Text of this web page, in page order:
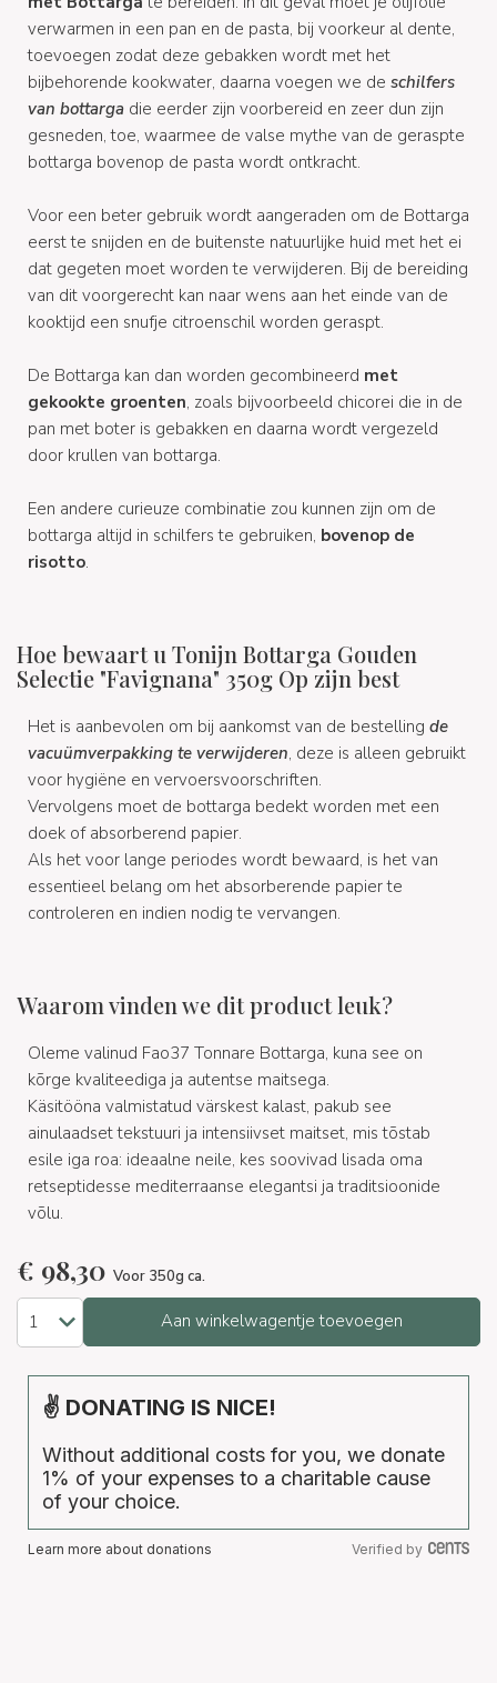
verwarmen in een pan en de pasta, bij voorkeur al dente,
toevoegen zodat deze gebakken wordt met het
bijbehorende kookwater, daarna voegen we de schilfers
van bottarga die eerder zijn voorbereid en zeer dun zijn
gesneden, toe, waarmee de valse mythe van de geraspte
bottarga bovenop de pasta wordt ontkracht.
Voor een beter gebruik wordt aangeraden om de Bottarga
eerst te snijden en de buitenste natuurlijke huid met het ei
dat gegeten moet worden te verwijderen. Bij de bereiding
van dit voorgerecht kan naar wens aan het einde van de
kooktijd een snufje citroenschil worden geraspt.
De Bottarga kan dan worden gecombineerd met
gekookte groenten, zoals bijvoorbeeld chicorei die in de
pan met boter is gebakken en daarna wordt vergezeld
door krullen van bottarga.
Een andere curieuze combinatie zou kunnen zijn om de
bottarga altijd in schilfers te gebruiken, bovenop de
risotto.
Hoe bewaart u Tonijn Bottarga Gouden
Selectie "Favignana" 350g Op zijn best
Het is aanbevolen om bij aankomst van de bestelling de
vacuümverpakking te verwijderen, deze is alleen gebruikt
voor hygiëne en vervoersvoorschriften.
Vervolgens moet de bottarga bedekt worden met een
doek of absorberend papier.
Als het voor lange periodes wordt bewaard, is het van
essentieel belang om het absorberende papier te
controleren en indien nodig te vervangen.
Waarom vinden we dit product leuk?
Oleme valinud Fao37 Tonnare Bottarga, kuna see on
kõrge kvaliteediga ja autentse maitsega.
Käsitööna valmistatud värskest kalast, pakub see
ainulaadset tekstuuri ja intensiivset maitset, mis tõstab
esile iga roa: ideaalne neile, kes soovivad lisada oma
retseptidesse mediterraanse elegantsi ja traditsioonide
võlu.
€ 98,30 Voor 350g ca.
Aan winkelwagentje toevoegen
✌ DONATING IS NICE!
Without additional costs for you, we donate
1% of your expenses to a charitable cause
of your choice.
Learn more about donations Verified by